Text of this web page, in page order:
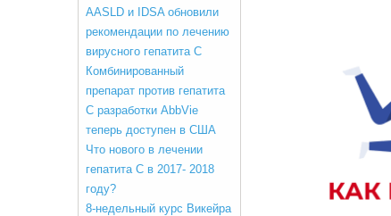
AASLD и IDSA обновили
рекомендации по лечению
вирусного гепатита С
Комбинированный
препарат против гепатита
С разработки AbbVie
теперь доступен в США
Что нового в лечении
гепатита С в 2017- 2018
году?
8-недельный курс Викейра